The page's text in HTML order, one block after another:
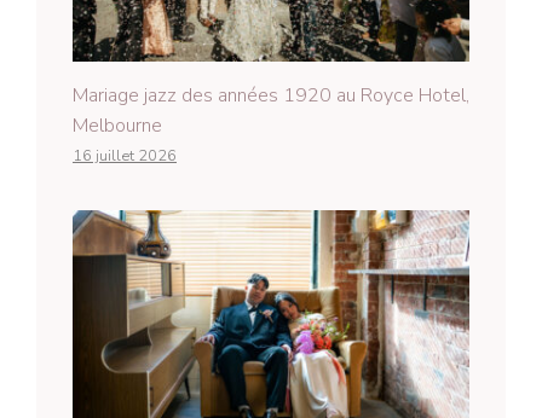
Mariage jazz des années 1920 au Royce Hotel,
Melbourne
16 juillet 2026